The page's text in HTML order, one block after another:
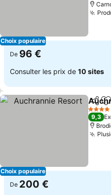
Choix populaire
De 96 €
Consulter les prix de 10 sites
Choix populaire
4 Étoiles
9,3
De 200 €